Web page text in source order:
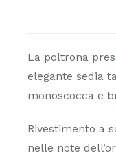
La poltrona
elegante sedia
monoscocca e
Rivestimento a
nelle note